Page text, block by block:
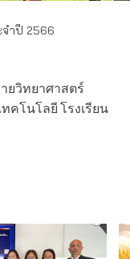
ำปี 2566
ยวิทยาศาสตร์
คโนโลยี โรงเรียน